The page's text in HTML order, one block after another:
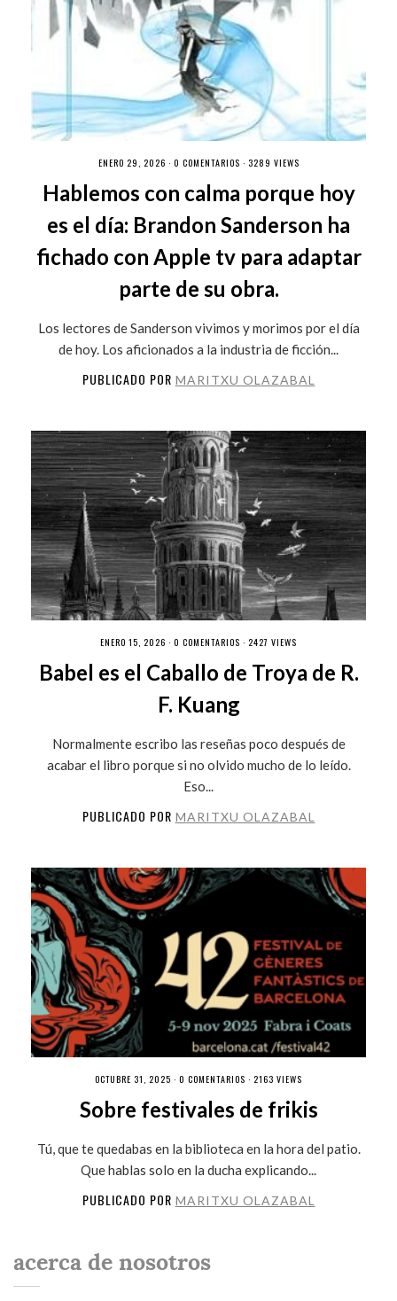
ENERO 29, 2026 · 0 COMENTARIOS · 3289 VIEWS
Hablemos con calma porque hoy
es el día: Brandon Sanderson ha
fichado con Apple tv para adaptar
parte de su obra.
Los lectores de Sanderson vivimos y morimos por el día
de hoy. Los aficionados a la industria de ficción...
PUBLICADO POR MARITXU OLAZABAL
ENERO 15, 2026 · 0 COMENTARIOS · 2427 VIEWS
Babel es el Caballo de Troya de R.
F. Kuang
Normalmente escribo las reseñas poco después de
acabar el libro porque si no olvido mucho de lo leído.
Eso...
PUBLICADO POR MARITXU OLAZABAL
OCTUBRE 31, 2025 · 0 COMENTARIOS · 2163 VIEWS
Sobre festivales de frikis
Tú, que te quedabas en la biblioteca en la hora del patio.
Que hablas solo en la ducha explicando...
PUBLICADO POR MARITXU OLAZABAL
acerca de nosotros